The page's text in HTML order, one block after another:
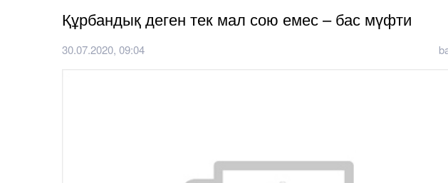
Құрбандық деген тек мал сою емес – бас мүфти
30.07.2020, 09:04